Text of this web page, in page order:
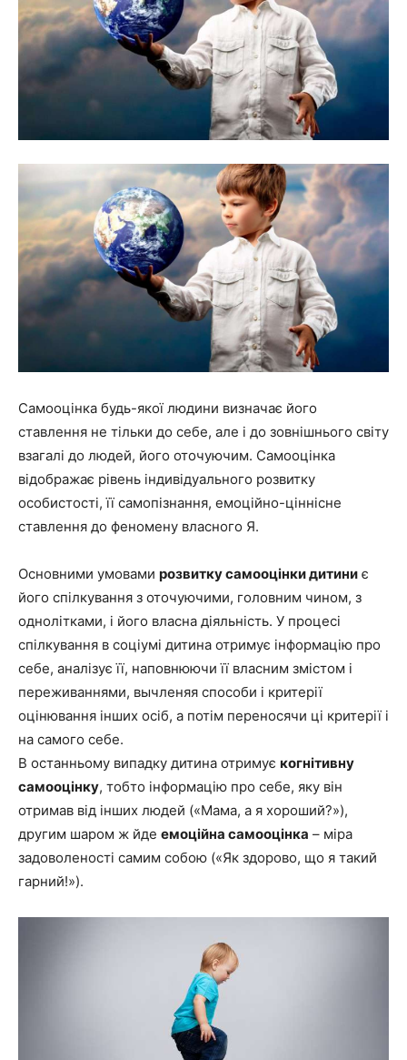
та
новини
знаменитостей
Самооцінка будь-якої людини визначає його
ставлення не тільки до себе, але і до зовнішнього світу
взагалі до людей, його оточуючим. Самооцінка
відображає рівень індивідуального розвитку
особистості, її самопізнання, емоційно-ціннісне
ставлення до феномену власного Я.
Основними умовами розвитку самооцінки дитини є
його спілкування з оточуючими, головним чином, з
однолітками, і його власна діяльність. У процесі
спілкування в соціумі дитина отримує інформацію про
себе, аналізує її, наповнюючи її власним змістом і
переживаннями, вычленяя способи і критерії
оцінювання інших осіб, а потім переносячи ці критерії і
на самого себе.
В останньому випадку дитина отримує когнітивну
самооцінку, тобто інформацію про себе, яку він
отримав від інших людей («Мама, а я хороший?»),
другим шаром ж йде емоційна самооцінка – міра
задоволеності самим собою («Як здорово, що я такий
гарний!»).